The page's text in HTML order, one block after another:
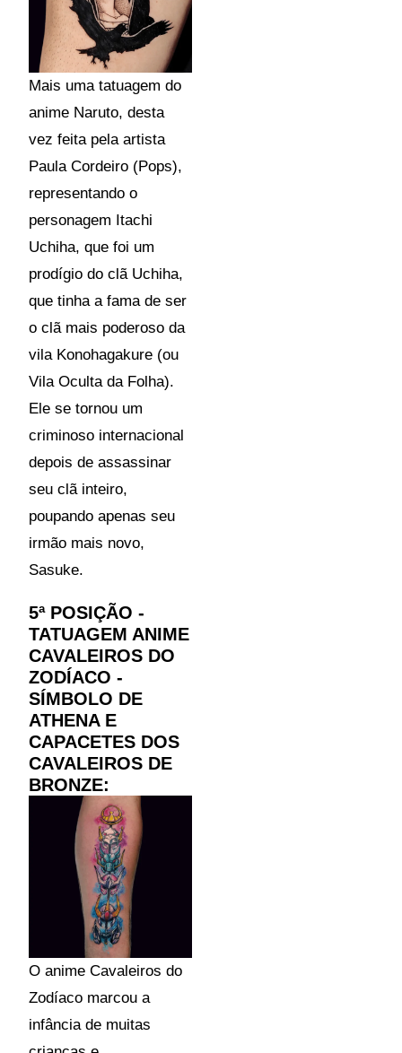
Mais uma tatuagem do
anime Naruto, desta
vez feita pela artista
Paula Cordeiro (Pops),
representando o
personagem Itachi
Uchiha, que foi um
prodígio do clã Uchiha,
que tinha a fama de ser
o clã mais poderoso da
vila Konohagakure (ou
Vila Oculta da Folha).
Ele se tornou um
criminoso internacional
depois de assassinar
seu clã inteiro,
poupando apenas seu
irmão mais novo,
Sasuke.
5ª POSIÇÃO -
TATUAGEM ANIME
CAVALEIROS DO
ZODÍACO -
SÍMBOLO DE
ATHENA E
CAPACETES DOS
CAVALEIROS DE
BRONZE:
O anime Cavaleiros do
Zodíaco marcou a
infância de muitas